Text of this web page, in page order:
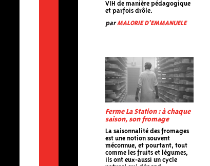
VIH de manière pédagogique
et parfois drôle.
parMALORIE D'EMMANUELE
Ferme La Station : à chaque
saison, son fromage
La saisonnalité des fromages
est une notion souvent
méconnue, et pourtant, tout
comme les fruits et légumes,
ils ont eux-aussi un cycle